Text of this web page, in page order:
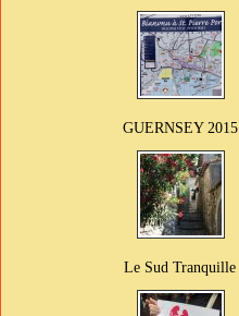
GUERNSEY 2015
Le Sud Tranquille